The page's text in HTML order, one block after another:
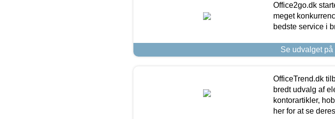
Office2go.dk
meget
bedste service i
Se udvalget
OfficeTrend.dk
bredt udvalg af
kontorartikler,
her for at se